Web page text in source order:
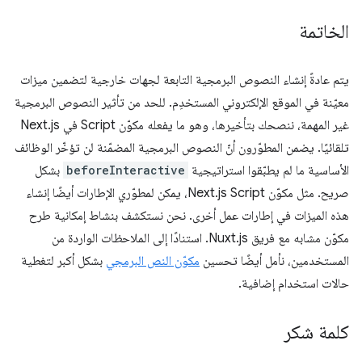
الخاتمة
يتم عادةً إنشاء النصوص البرمجية التابعة لجهات خارجية لتضمين ميزات
معيّنة في الموقع الإلكتروني المستخدِم. للحد من تأثير النصوص البرمجية
غير المهمة، ننصحك بتأخيرها، وهو ما يفعله مكوّن Script في Next.js
تلقائيًا. يضمن المطوّرون أنّ النصوص البرمجية المضمّنة لن تؤخّر الوظائف
الأساسية ما لم يطبّقوا استراتيجية beforeInteractive بشكل
صريح. مثل مكوّن Next.js Script، يمكن لمطوّري الإطارات أيضًا إنشاء
هذه الميزات في إطارات عمل أخرى. نحن نستكشف بنشاط إمكانية طرح
مكوّن مشابه مع فريق Nuxt.js. استنادًا إلى الملاحظات الواردة من
المستخدمين، نأمل أيضًا تحسين مكوّن النص البرمجي بشكل أكبر لتغطية
حالات استخدام إضافية.
كلمة شكر